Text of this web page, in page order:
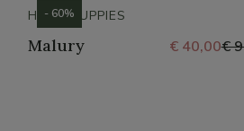
HUSH PUPPIES
Malury € 40,00€
- 60%